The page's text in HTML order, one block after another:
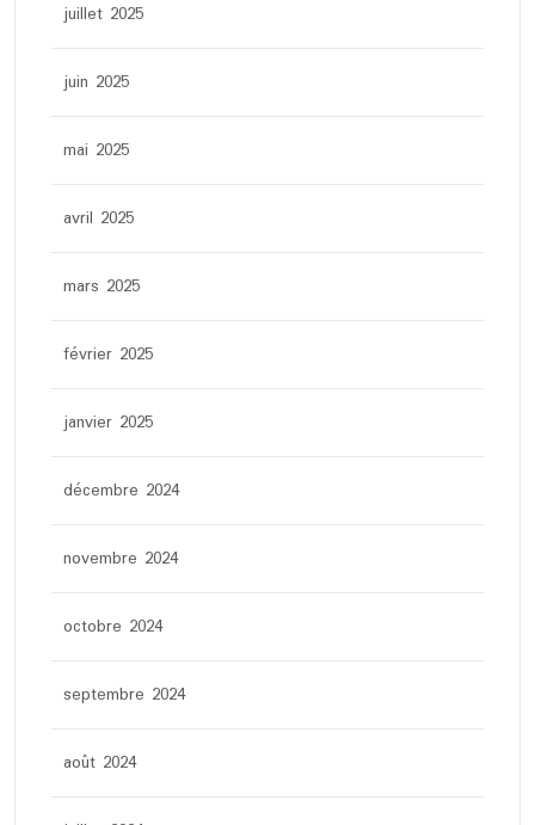
juillet 2025
juin 2025
mai 2025
avril 2025
mars 2025
février 2025
janvier 2025
décembre 2024
novembre 2024
octobre 2024
septembre 2024
août 2024